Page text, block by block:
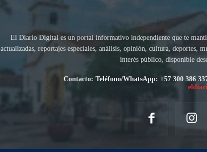
El Diario Digital es un portal informativo independiente que te
actualizadas, reportajes especiales, análisis, opinión, cultura, deportes,
interés público, disponible
Contacto: Teléfono/WhatsApp: +57 300 386